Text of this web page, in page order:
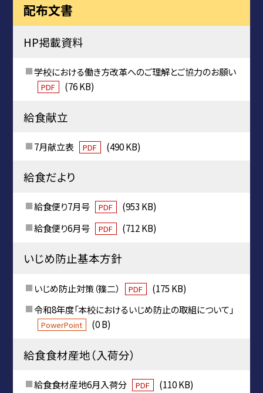
配布文書
HP掲載資料
学校における働き方改革へのご理解とご協力のお願い
PDF (76 KB)
給食献立
7月献立表 PDF (490 KB)
給食だより
給食便り7月号 PDF
(953 KB)
給食便り6月号
PDF (712 KB)
いじめ防止基本方針
いじめ防止対策（篠二） PDF
(175 KB)
令和8年度「本校におけるいじめ防止の取組について」
PowerPoint (0 B)
給食食材産地（入荷分）
給食食材産地6月入荷分 PDF (110 KB)